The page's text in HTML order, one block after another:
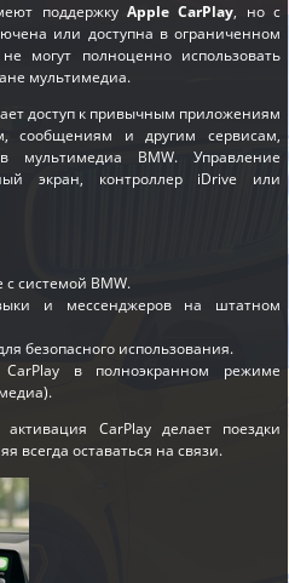
поддержкуApple CarPlay, но с
или доступна в ограниченном
могут полноценно использовать
мультимедиа.
доступ к привычным приложениям
сообщениям и другим сервисам,
мультимедиа BMW. Управление
экран, контроллер iDrive или
системой BMW.
и мессенджеров на штатном
безопасного использования.
CarPlay в полноэкранном режиме
активация CarPlay делает поездки
всегда оставаться на связи.